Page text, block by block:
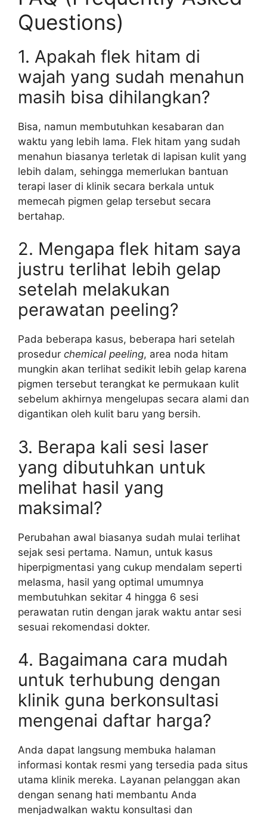
Questions)
1. Apakah flek hitam di
wajah yang sudah menahun
masih bisa dihilangkan?
Bisa, namun membutuhkan kesabaran dan
waktu yang lebih lama. Flek hitam yang sudah
menahun biasanya terletak di lapisan kulit yang
lebih dalam, sehingga memerlukan bantuan
terapi laser di klinik secara berkala untuk
memecah pigmen gelap tersebut secara
bertahap.
2. Mengapa flek hitam saya
justru terlihat lebih gelap
setelah melakukan
perawatan peeling?
Pada beberapa kasus, beberapa hari setelah
prosedur chemical peeling, area noda hitam
mungkin akan terlihat sedikit lebih gelap karena
pigmen tersebut terangkat ke permukaan kulit
sebelum akhirnya mengelupas secara alami dan
digantikan oleh kulit baru yang bersih.
3. Berapa kali sesi laser
yang dibutuhkan untuk
melihat hasil yang
maksimal?
Perubahan awal biasanya sudah mulai terlihat
sejak sesi pertama. Namun, untuk kasus
hiperpigmentasi yang cukup mendalam seperti
melasma, hasil yang optimal umumnya
membutuhkan sekitar 4 hingga 6 sesi
perawatan rutin dengan jarak waktu antar sesi
sesuai rekomendasi dokter.
4. Bagaimana cara mudah
untuk terhubung dengan
klinik guna berkonsultasi
mengenai daftar harga?
Anda dapat langsung membuka halaman
informasi kontak resmi yang tersedia pada situs
utama klinik mereka. Layanan pelanggan akan
dengan senang hati membantu Anda
menjadwalkan waktu konsultasi dan